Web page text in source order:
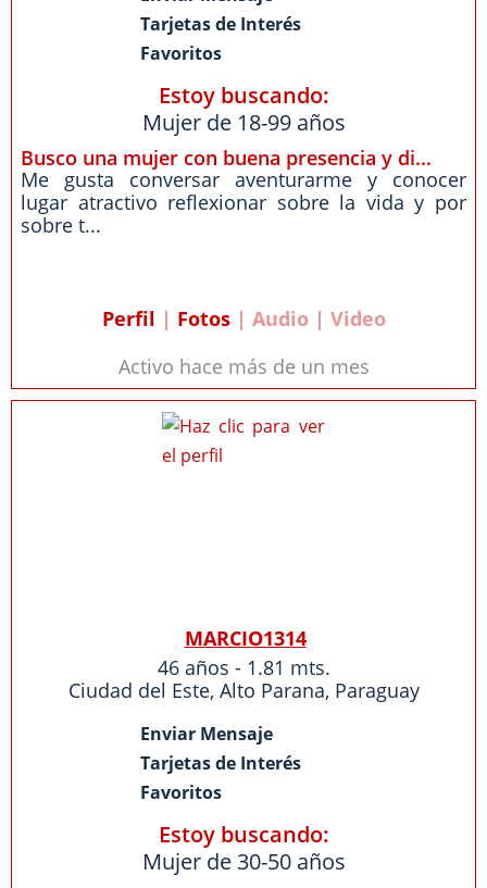
Tarjetas de Interés
Favoritos
Estoy buscando:
Mujer de 18-99 años
Busco una mujer con buena presencia y di...
Me gusta conversar aventurarme y conocer
lugar atractivo reflexionar sobre la vida y por
sobre t...
Perfil | Fotos| Audio | Video
Activo hace más de un mes
MARCIO1314
46 años - 1.81 mts.
Ciudad del Este, Alto Parana, Paraguay
Enviar Mensaje
Tarjetas de Interés
Favoritos
Estoy buscando:
Mujer de 30-50 años